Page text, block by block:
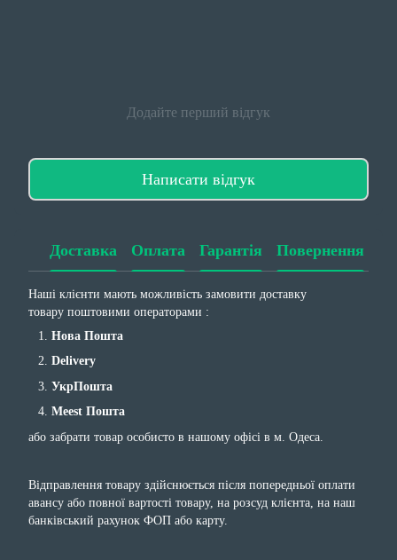
Додайте перший відгук
Написати відгук
Доставка Оплата Гарантія Повернення
Наші клієнти мають можливість замовити доставку
товару поштовими операторами :
Нова Пошта
Delivery
УкрПошта
Meest Пошта
або забрати товар особисто в нашому офісі в м. Одеса.
Відправлення товару здійснюється після попередньої оплати
авансу або повної вартості товару, на розсуд клієнта, на наш
банківський рахунок ФОП або карту.